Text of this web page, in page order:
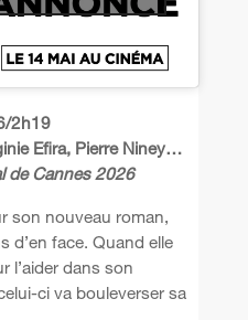
2h19
Efira, Pierre Niney…
de Cannes 2026
son nouveau roman,
d’en face. Quand elle
l’aider dans son
ci va bouleverser sa